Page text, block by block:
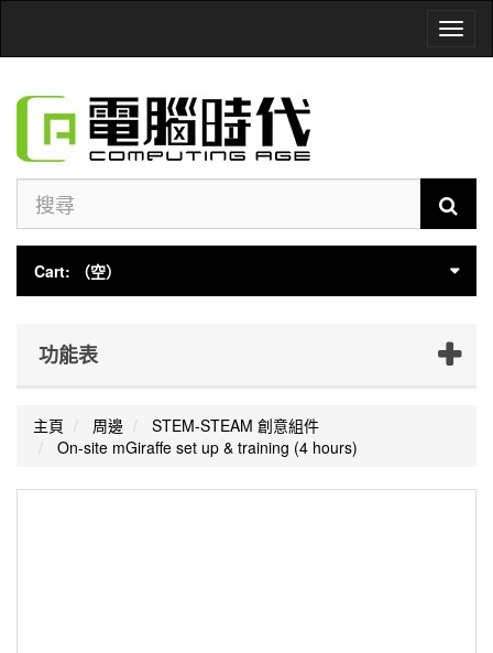
Cart: （空）
功能表
主頁 周邊
STEM-STEAM 創意組件
On-site mGiraffe set up & training (4 hours)